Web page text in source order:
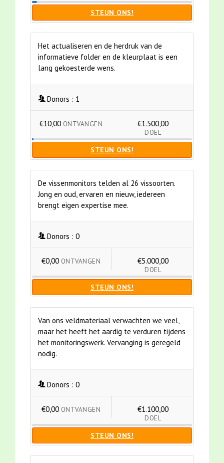
STEUN ONS!
Het actualiseren en de herdruk van de
informatieve folder en de kleurplaat is een
lang gekoesterde wens.
Donors : 1
€10,00 ONTVANGEN €1.500,00
DOEL
STEUN ONS!
De vissenmonitors telden al 26 vissoorten.
Jong en oud, ervaren en nieuw, iedereen
brengt eigen expertise mee.
Donors : 0
€0,00 ONTVANGEN €5.000,00
DOEL
STEUN ONS!
Van ons veldmateriaal verwachten we veel,
maar het heeft het aardig te verduren tijdens
het monitoringswerk. Vervanging is geregeld
nodig.
Donors : 0
€0,00 ONTVANGEN €1.100,00
DOEL
STEUN ONS!